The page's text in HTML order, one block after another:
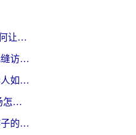
Openwrt 回国：在海外，如何让家的网络触手可及
香港翻墙回内地：海外党无缝访问国内资源的加速器选择全攻略
迅游和回国好用吗？海外华人如何选择靠谱的回国加速器
海外党必看：Clash回国机场怎么选？一篇搞定无缝访问国内资源的全攻略
穿梭和松果哪个好？海外游子的数字归乡路，到底该怎么选